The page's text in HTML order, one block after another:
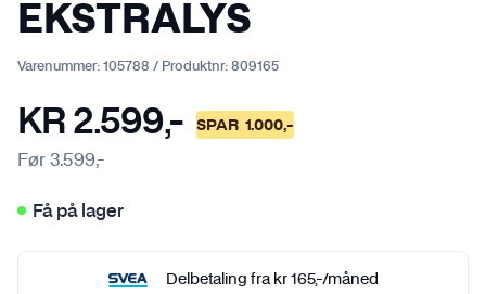
EKSTRALYS
Varenummer: 105788 / Produktnr: 809165
KR 2.599,- SPAR 1.000,-
Før3.599,-
Få på lager
Delbetaling fra kr165,-/måned